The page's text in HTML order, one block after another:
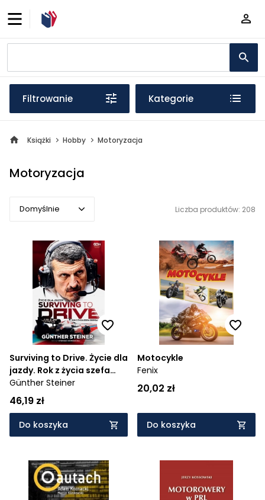
Filtrowanie Kategorie
Książki Hobby Motoryzacja
Motoryzacja
Domyślnie
Domyślnie
Popularne
Cena rosnąco
Cena malejąco
Od najnowszych
Od najstarszych
Liczba produktów: 208
Surviving to Drive. Życie dla
jazdy. Rok z życia szefa
zespołu F1
Günther Steiner
46,19 zł
Do koszyka
Motocykle
Fenix
20,02 zł
Do koszyka